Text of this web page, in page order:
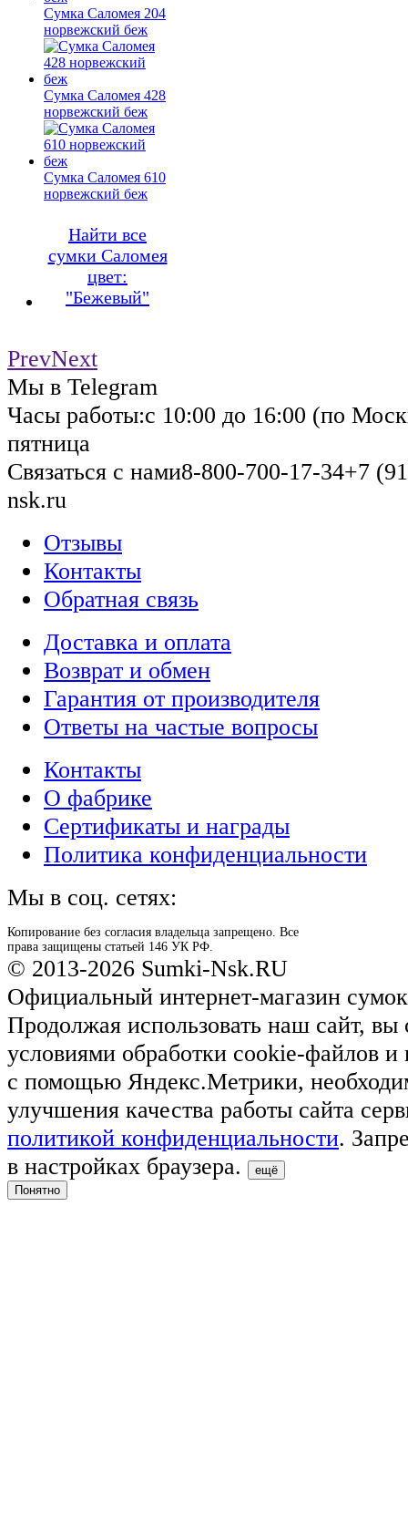
Сумка Саломея 204
норвежский беж
Сумка Саломея 428
норвежский беж
Сумка Саломея 610
норвежский беж
Найти все
сумки Саломея
цвет:
"Бежевый"
PrevNext
Мы в Telegram
Часы работы:с 10:00 до 16:00 (по
пятница
Связаться с нами8-800-700-17-34+7
nsk.ru
Отзывы
Контакты
Обратная связь
Доставка и оплата
Возврат и обмен
Гарантия от производителя
Ответы на частые вопросы
Контакты
О фабрике
Сертификаты и награды
Политика конфиденциальности
Мы в соц. сетях:
Копирование без согласия владельца запрещено. Все
права защищены статьей 146 УК РФ.
© 2013-2026 Sumki-Nsk.RU
Официальный интернет-магазин
Продолжая использовать наш сайт, вы
условиями обработки cookie-файлов и
с помощью Яндекс.Метрики,
улучшения качества работы сайта
политикой конфиденциальности.
в настройках браузера.
ещё
Понятно